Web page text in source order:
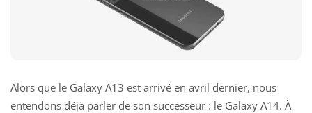
Alors que le Galaxy A13 est arrivé en avril dernier, nous
entendons déjà parler de son successeur : le Galaxy A14. À